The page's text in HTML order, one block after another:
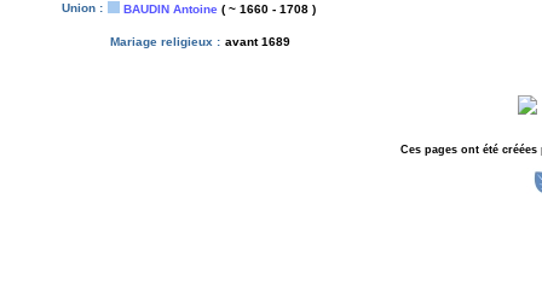
Union : BAUDIN Antoine ( ~ 1660 - 1708 )
Mariage religieux : avant 1689
Ces pages ont été